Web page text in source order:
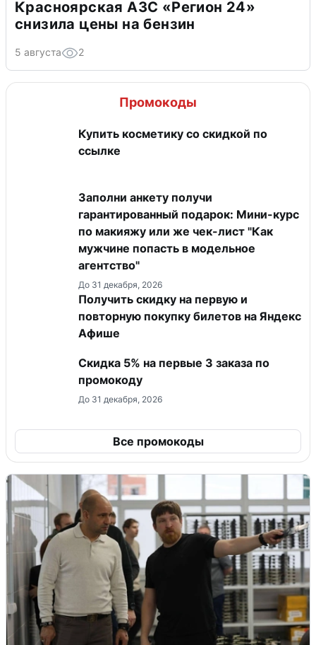
Красноярская АЗС «Регион 24»
снизила цены на бензин
5 августа 2
Промокоды
Купить косметику со скидкой по
ссылке
Заполни анкету получи
гарантированный подарок: Мини-курс
по макияжу или же чек-лист "Как
мужчине попасть в модельное
агентство"
До 31 декабря, 2026
Получить скидку на первую и
повторную покупку билетов на Яндекс
Афише
Скидка 5% на первые 3 заказа по
промокоду
До 31 декабря, 2026
Все промокоды